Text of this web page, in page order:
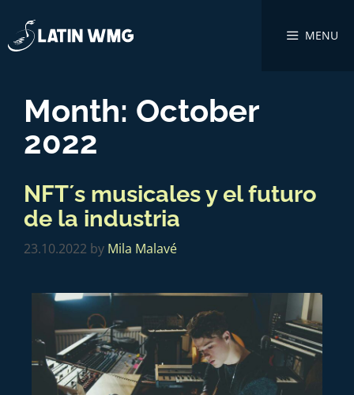
MENU
Month: October
2022
NFT´s musicales y el futuro
de la industria
23.10.2022 by Mila Malavé